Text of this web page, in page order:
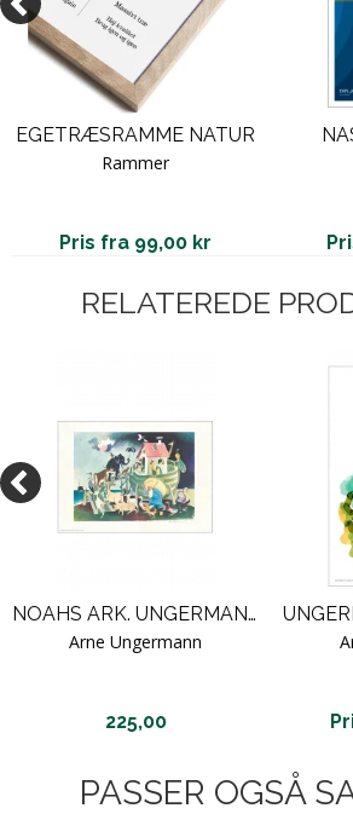
EGETRÆSRAMME NATUR
Rammer
Pris fra 99,00 kr
RELATEREDE
NOAHS ARK. UNGERMANN
Arne Ungermann
225,00
PASSER OGSÅ